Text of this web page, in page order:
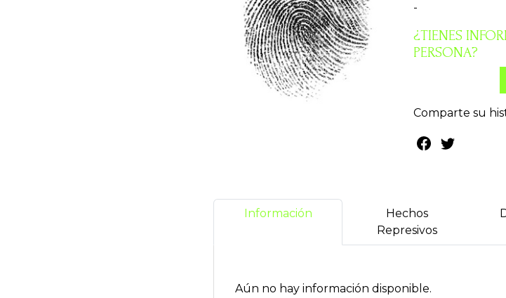
-
¿TIENES
PERSONA?
Comparte su
Información
Hechos
Represivos
Aún no hay información disponible.